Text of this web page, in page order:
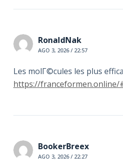
RonaldNak
AGO 3, 2026 / 22:57
Les molГ©cules les plus
https://franceformen.online/
BookerBreex
AGO 3, 2026 / 22:27